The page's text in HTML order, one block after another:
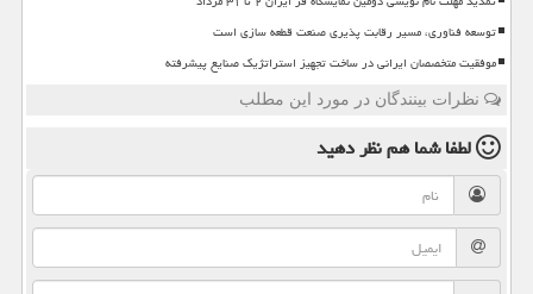
توسعه فناوری، مسیر رقابت پذیری صنعت قطعه سازی است
موفقیت متخصصان ایرانی در ساخت تجهیز استراتژیک صنایع پیشرفته
نظرات بینندگان در مورد این مطلب
لطفا شما همنظر دهید